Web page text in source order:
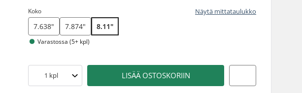
Koko Näytä mittataulukko
7.638" 7.874" 8.11"
Varastossa (5+ kpl)
1 kpl LISÄÄ OSTOSKORIIN